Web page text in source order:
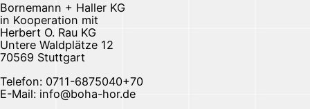
Bornemann + Haller KG
in Kooperation mit
Herbert O. Rau KG
Untere Waldplätze 12
70569 Stuttgart
Telefon: 0711-6875040+70
E-Mail: info@boha-hor.de